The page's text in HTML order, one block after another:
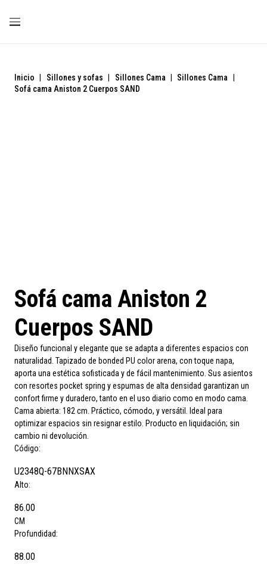
Inicio Sillones y sofas Sillones Cama Sillones Cama
Sofá cama Aniston 2 Cuerpos SAND
Sofá cama Aniston 2
Cuerpos SAND
Diseño funcional y elegante que se adapta a diferentes espacios con
naturalidad. Tapizado de bonded PU color arena, con toque napa,
aporta una estética sofisticada y de fácil mantenimiento. Sus asientos
con resortes pocket spring y espumas de alta densidad garantizan un
confort firme y duradero, tanto en el uso diario como en modo cama.
Cama abierta: 182 cm. Práctico, cómodo, y versátil. Ideal para
optimizar espacios sin resignar estilo. Producto en liquidación; sin
cambio ni devolución.
Código:
U2348Q-67BNNXSAX
Alto:
86.00
CM
Profundidad:
88.00